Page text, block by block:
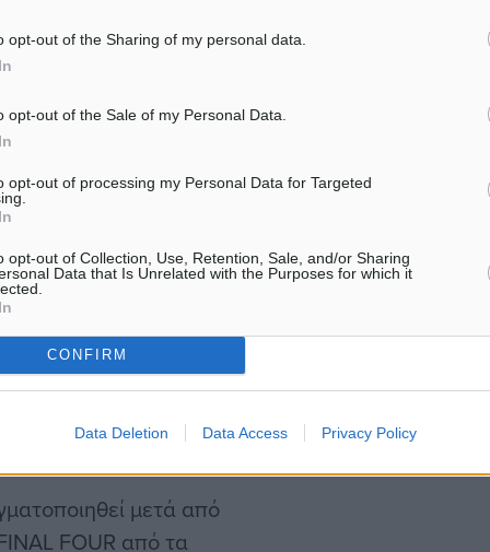
opt-out of the Sharing of my personal data.
opt-out of the Sale of my Personal Data.
opt-out of processing my Personal Data for Targeted
opt-out of Collection, Use, Retention, Sale, and/or Sharing
Data that Is Unrelated with the Purposes for which it
CONFIRM
Data Deletion Data Access Privacy Policy
πριν την έναρξη του
Ενωσης και θα
ταχυδρομείου
O τρόπος
τον αριθμό
ομάδες με έγγραφο
Οι αγώνες θα
καταρτισθεί και θα
ταχυδρομείου
ημερών σε κάθε
Δωδεκανήσου διατηρεί
όμιλο λόγω μη
των αγώνων.
μετά από
FOUR από τα